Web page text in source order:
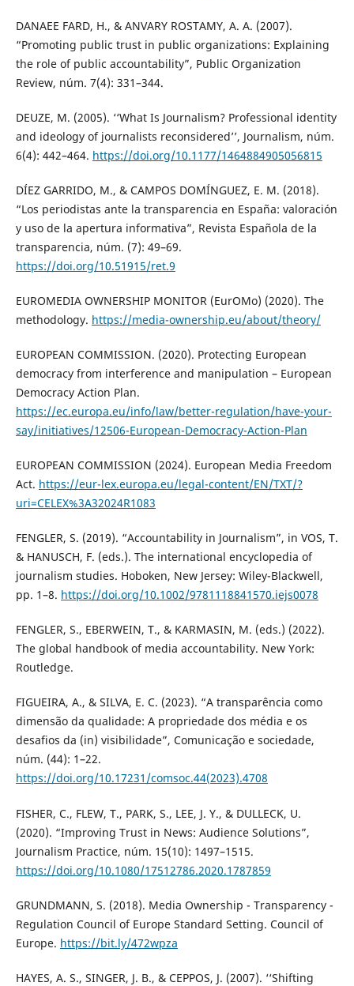
DANAEE FARD, H., & ANVARY ROSTAMY, A. A. (2007).
“Promoting public trust in public organizations: Explaining
the role of public accountability”, Public Organization
Review, núm. 7(4): 331–344.
DEUZE, M. (2005). ‘‘What Is Journalism? Professional identity
and ideology of journalists reconsidered’’, Journalism, núm.
6(4): 442–464. https://doi.org/10.1177/1464884905056815
DÍEZ GARRIDO, M., & CAMPOS DOMÍNGUEZ, E. M. (2018).
“Los periodistas ante la transparencia en España: valoración
y uso de la apertura informativa”, Revista Española de la
transparencia, núm. (7): 49–69.
https://doi.org/10.51915/ret.9
EUROMEDIA OWNERSHIP MONITOR (EurOMo) (2020). The
methodology. https://media-ownership.eu/about/theory/
EUROPEAN COMMISSION. (2020). Protecting European
democracy from interference and manipulation – European
Democracy Action Plan.
https://ec.europa.eu/info/law/better-regulation/have-your-
say/initiatives/12506-European-Democracy-Action-Plan
EUROPEAN COMMISSION (2024). European Media Freedom
Act. https://eur-lex.europa.eu/legal-content/EN/TXT/?
uri=CELEX%3A32024R1083
FENGLER, S. (2019). “Accountability in Journalism”, in VOS, T.
& HANUSCH, F. (eds.). The international encyclopedia of
journalism studies. Hoboken, New Jersey: Wiley-Blackwell,
pp. 1–8. https://doi.org/10.1002/9781118841570.iejs0078
FENGLER, S., EBERWEIN, T., & KARMASIN, M. (eds.) (2022).
The global handbook of media accountability. New York:
Routledge.
FIGUEIRA, A., & SILVA, E. C. (2023). “A transparência como
dimensão da qualidade: A propriedade dos média e os
desafios da (in) visibilidade”, Comunicação e sociedade,
núm. (44): 1–22.
https://doi.org/10.17231/comsoc.44(2023).4708
FISHER, C., FLEW, T., PARK, S., LEE, J. Y., & DULLECK, U.
(2020). “Improving Trust in News: Audience Solutions”,
Journalism Practice, núm. 15(10): 1497–1515.
https://doi.org/10.1080/17512786.2020.1787859
GRUNDMANN, S. (2018). Media Ownership - Transparency -
Regulation Council of Europe Standard Setting. Council of
Europe. https://bit.ly/472wpza
HAYES, A. S., SINGER, J. B., & CEPPOS, J. (2007). ‘‘Shifting